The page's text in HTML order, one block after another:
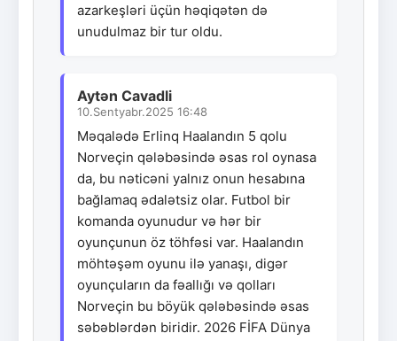
azarkeşləri üçün həqiqətən də
unudulmaz bir tur oldu.
Aytən Cavadli
10.Sentyabr.2025 16:48
Məqalədə Erlinq Haalandın 5 qolu
Norveçin qələbəsində əsas rol oynasa
da, bu nəticəni yalnız onun hesabına
bağlamaq ədalətsiz olar. Futbol bir
komanda oyunudur və hər bir
oyunçunun öz töhfəsi var. Haalandın
möhtəşəm oyunu ilə yanaşı, digər
oyunçuların da fəallığı və qolları
Norveçin bu böyük qələbəsində əsas
səbəblərdən biridir. 2026 FİFA Dünya